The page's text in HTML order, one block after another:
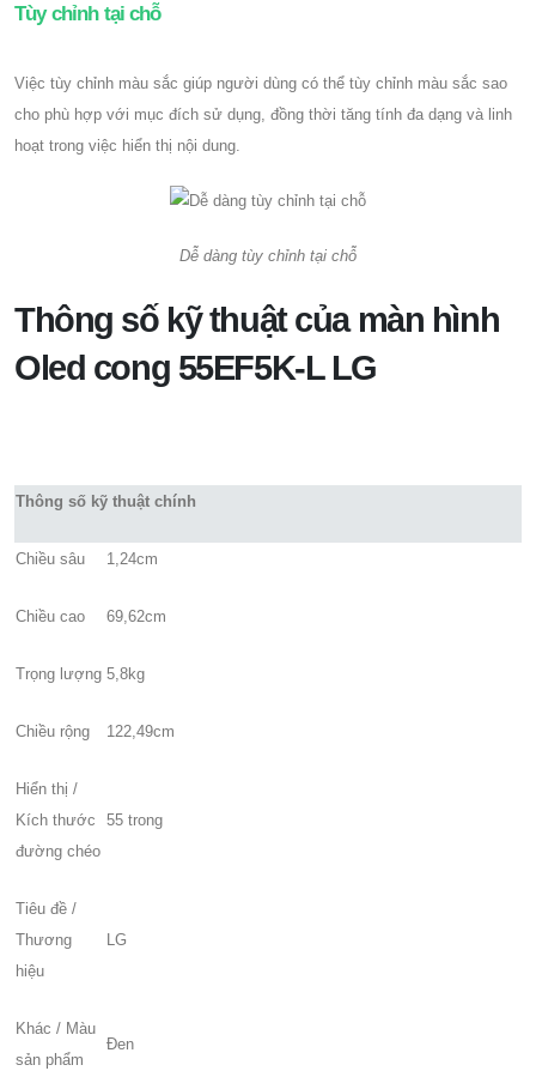
Tùy chỉnh tại chỗ
Việc tùy chỉnh màu sắc giúp người dùng có thể tùy chỉnh màu sắc sao
cho phù hợp với mục đích sử dụng, đồng thời tăng tính đa dạng và linh
hoạt trong việc hiển thị nội dung.
Dễ dàng tùy chỉnh tại chỗ
Thông số kỹ thuật của màn hình
Oled cong 55EF5K-L LG
Thông số kỹ thuật chính
Chiều sâu 1,24cm
Chiều cao 69,62cm
Trọng lượng 5,8kg
Chiều rộng 122,49cm
Hiển thị /
Kích thước
đường chéo
55 trong
Tiêu đề /
Thương
hiệu
LG
Khác / Màu
sản phẩm
Đen